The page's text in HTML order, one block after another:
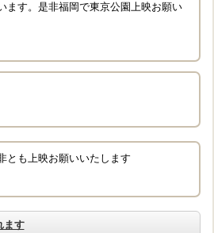
ます。是非福岡で東京公園上映お願い
とも上映お願いいたします
ます